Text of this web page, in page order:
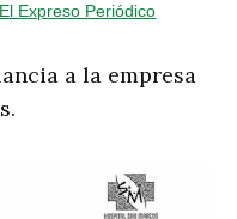
El Expreso Periódico
a la empresa